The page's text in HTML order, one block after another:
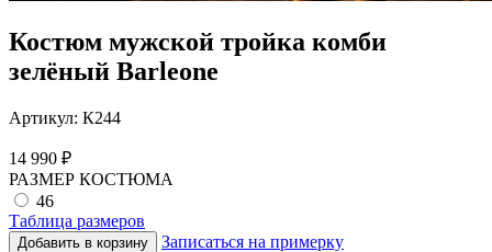
Костюм мужской тройка комби
зелёный Barleone
Артикул: К244
14 990 ₽
РАЗМЕР КОСТЮМА
46
Таблица размеров
Добавить в корзину
Записаться на примерку